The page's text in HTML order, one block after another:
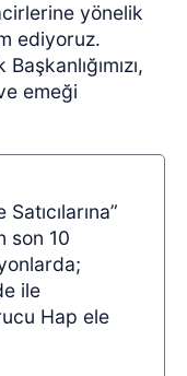
yönelik
ediyoruz.
emeği
son 10
ile
Hap ele